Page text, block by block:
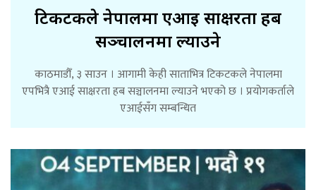
टिकटकले नेपालमा एआई साक्षरता हब
सञ्चालनमा ल्याउने
काठमाडौँ, ३ साउन । आगामी केही साताभित्र टिकटकले नेपालमा
एपभित्रै एआई साक्षरता हब सञ्चालनमा ल्याउने भएको छ । प्रयोगकर्ताले
एआईसँग सम्बन्धित